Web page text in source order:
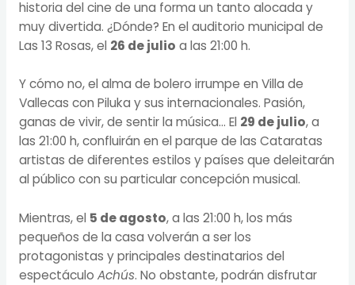
historia del cine de una forma un tanto alocada y
muy divertida. ¿Dónde? En el auditorio municipal de
Las 13 Rosas, el 26 de julio a las 21:00 h.
Y cómo no, el alma de bolero irrumpe en Villa de
Vallecas con Piluka y sus internacionales. Pasión,
ganas de vivir, de sentir la música… El 29 de julio, a
las 21:00 h, confluirán en el parque de las Cataratas
artistas de diferentes estilos y países que deleitarán
al público con su particular concepción musical.
Mientras, el 5 de agosto, a las 21:00 h, los más
pequeños de la casa volverán a ser los
protagonistas y principales destinatarios del
espectáculo Achús. No obstante, podrán disfrutar